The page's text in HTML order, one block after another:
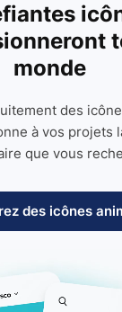
monde
des
à vos projets
que vous
des icônes